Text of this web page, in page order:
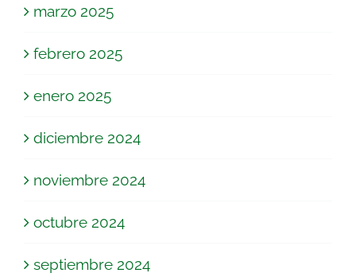
marzo 2025
febrero 2025
enero 2025
diciembre 2024
noviembre 2024
octubre 2024
septiembre 2024